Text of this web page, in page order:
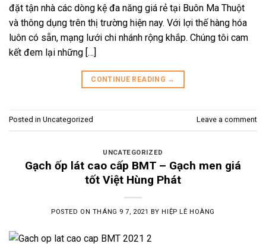
đặt tận nhà các dòng kệ đa năng giá rẻ tại Buôn Ma Thuột
và thông dụng trên thị trường hiện nay. Với lợi thế hàng hóa
luôn có sẵn, mạng lưới chi nhánh rộng khắp. Chúng tôi cam
kết đem lại những […]
CONTINUE READING →
Posted in Uncategorized Leave a comment
UNCATEGORIZED
Gạch ốp lát cao cấp BMT – Gạch men giá
tốt Việt Hùng Phát
POSTED ON THÁNG 9 7, 2021 BY HIỆP LÊ HOÀNG